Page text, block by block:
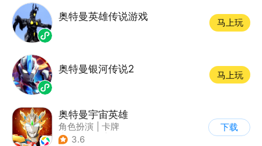
奥特曼英雄传说游戏
马上玩
奥特曼银河传说2
马上玩
奥特曼宇宙英雄
角色扮演
卡牌
| 影视改编
3.6
下载